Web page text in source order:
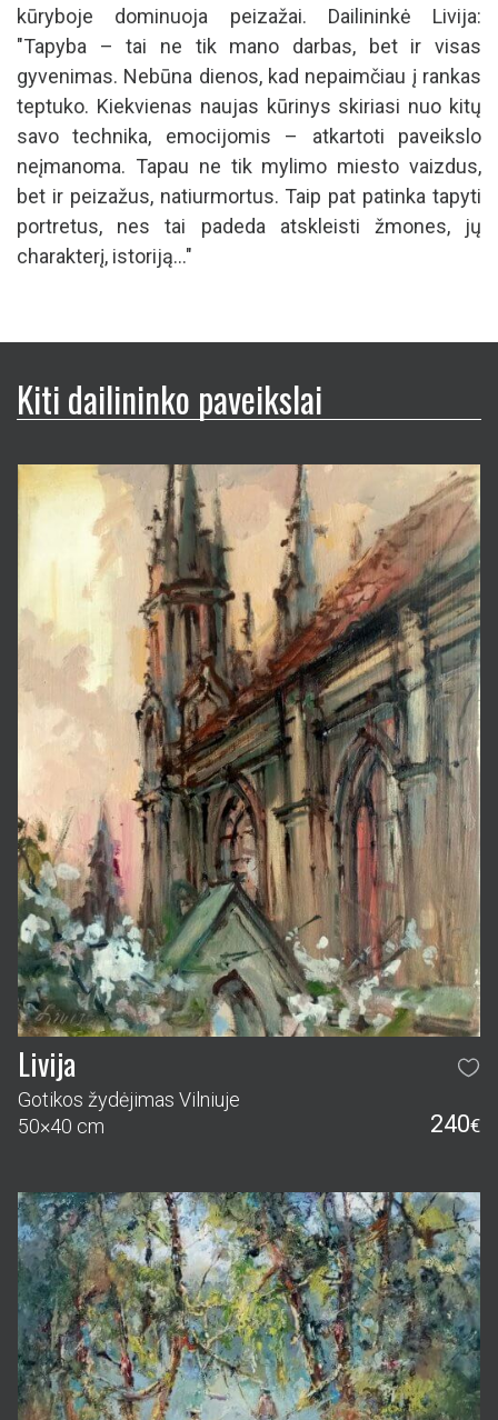
kūryboje dominuoja peizažai. Dailininkė Livija:
"Tapyba – tai ne tik mano darbas, bet ir visas
gyvenimas. Nebūna dienos, kad nepaimčiau į rankas
teptuko. Kiekvienas naujas kūrinys skiriasi nuo kitų
savo technika, emocijomis – atkartoti paveikslo
neįmanoma. Tapau ne tik mylimo miesto vaizdus,
bet ir peizažus, natiurmortus. Taip pat patinka tapyti
portretus, nes tai padeda atskleisti žmones, jų
charakterį, istoriją..."
Kiti dailininko paveikslai
Livija
Gotikos žydėjimas Vilniuje
50×40 cm
240€